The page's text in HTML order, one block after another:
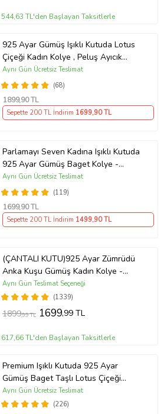
544,63 TL'den Başlayan Taksitlerle
925 Ayar Gümüş Işıklı Kutuda Lotus
Çiçeği Kadın Kolye , Peluş Ayıcık
Anahtarlık Marteniçka Bileklik,
Polaroid Fotoğraf Hediye
(68)
Aynı Gün Ücretsiz Teslimat
1899,90 TL
Sepette 200 TL İndirim 1699,90 TL
Parlamayı Seven Kadına Işıklı Kutuda
925 Ayar Gümüş Baget Kolye -
Kişiye Özel Fotoğraf Hediye
(119)
Aynı Gün Ücretsiz Teslimat
1699,90 TL
Sepette 200 TL İndirim 1499,90 TL
(ÇANTALI KUTU)925 Ayar Zümrüdü
Anka Kuşu Gümüş Kadın Kolye -
MAVİ
(1339)
Aynı Gün Teslimat Seçeneği
1899,99 TL 1699,99 TL
617,66 TL'den Başlayan Taksitlerle
Premium Işıklı Kutuda 925 Ayar
Gümüş Baget Taşlı Lotus Çiçeği
Kolye
(226)
Aynı Gün Ücretsiz Teslimat